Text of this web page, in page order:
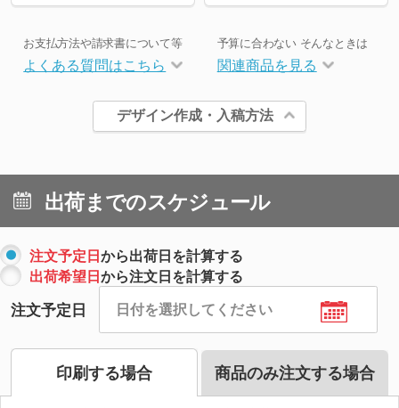
お支払方法や請求書について等
よくある質問はこちら
予算に合わない そんなときは
関連商品を見る
デザイン作成・入稿方法
出荷までのスケジュール
注文予定日から出荷日を計算する
出荷希望日から注文日を計算する
注文予定日
印刷する場合 商品のみ注文する場合